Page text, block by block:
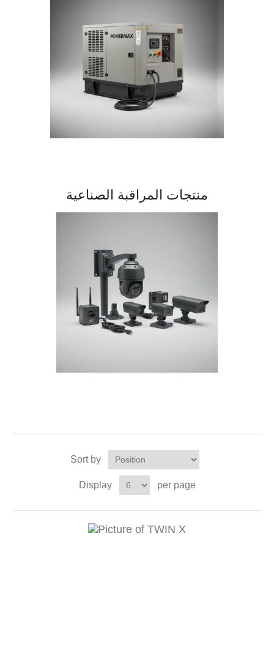
منتجات المراقبة الصناعية
Sort by
Display per page